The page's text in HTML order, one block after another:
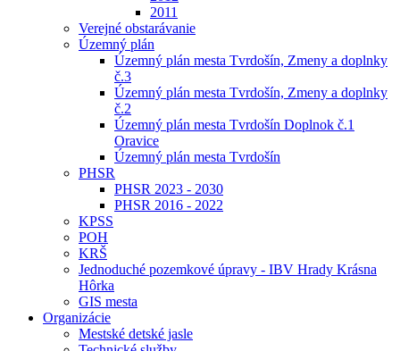
2011
Verejné obstarávanie
Územný plán
Územný plán mesta Tvrdošín, Zmeny a doplnky
č.3
Územný plán mesta Tvrdošín, Zmeny a doplnky
č.2
Územný plán mesta Tvrdošín Doplnok č.1
Oravice
Územný plán mesta Tvrdošín
PHSR
PHSR 2023 - 2030
PHSR 2016 - 2022
KPSS
POH
KRŠ
Jednoduché pozemkové úpravy - IBV Hrady Krásna
Hôrka
GIS mesta
Organizácie
Mestské detské jasle